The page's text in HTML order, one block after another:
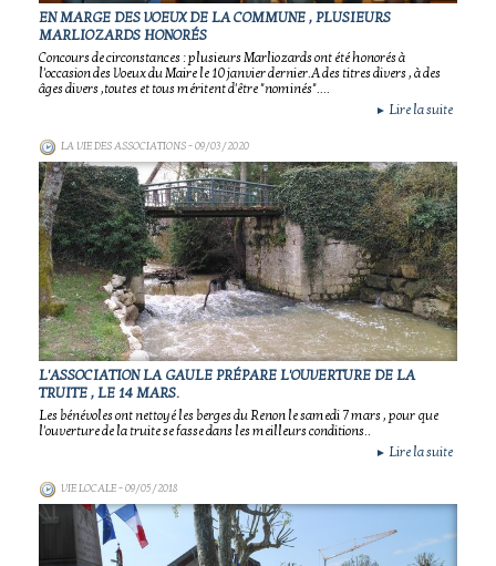
EN MARGE DES VOEUX DE LA COMMUNE , PLUSIEURS
MARLIOZARDS HONORÉS
Concours de circonstances : plusieurs Marliozards ont été honorés à
l'occasion des Voeux du Maire le 10 janvier dernier.A des titres divers , à des
âges divers ,toutes et tous méritent d'être "nominés"....
► Lire la suite
LA VIE DES ASSOCIATIONS- 09/03/2020
L'ASSOCIATION LA GAULE PRÉPARE L'OUVERTURE DE LA
TRUITE , LE 14 MARS.
Les bénévoles ont nettoyé les berges du Renon le samedi 7 mars , pour que
l'ouverture de la truite se fasse dans les meilleurs conditions..
► Lire la suite
VIE LOCALE- 09/05/2018